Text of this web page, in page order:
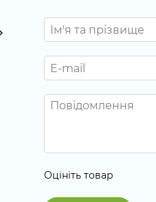
Оцініть товар